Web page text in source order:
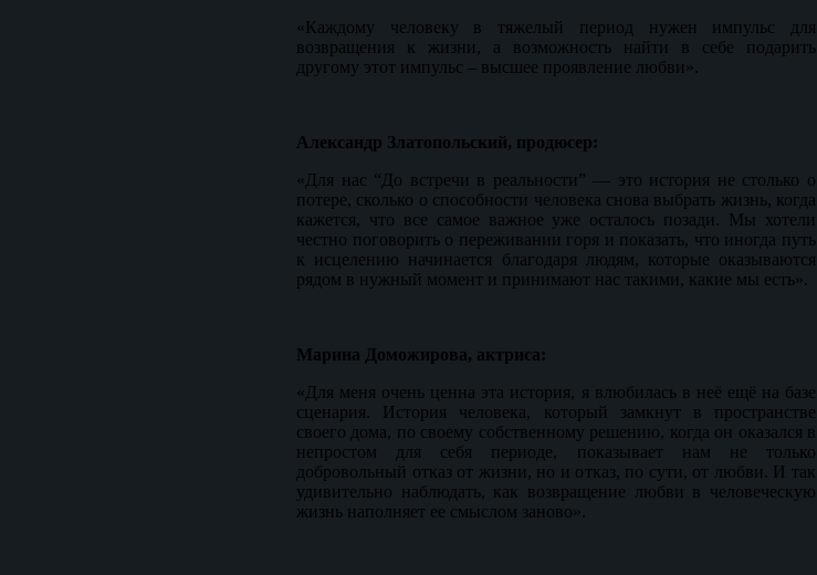
«Каждому человеку в тяжелый период нужен импульс для
возвращения к жизни, а возможность найти в себе подарить
другому этот импульс – высшее проявление любви».
Александр Златопольский, продюсер:
«Для нас “До встречи в реальности” — это история не столько о
потере, сколько о способности человека снова выбрать жизнь, когда
кажется, что все самое важное уже осталось позади. Мы хотели
честно поговорить о переживании горя и показать, что иногда путь
к исцелению начинается благодаря людям, которые оказываются
рядом в нужный момент и принимают нас такими, какие мы есть».
Марина Доможирова, актриса:
«Для меня очень ценна эта история, я влюбилась в неё ещё на базе
сценария. История человека, который замкнут в пространстве
своего дома, по своему собственному решению, когда он оказался в
непростом для себя периоде, показывает нам не только
добровольный отказ от жизни, но и отказ, по сути, от любви. И так
удивительно наблюдать, как возвращение любви в человеческую
жизнь наполняет ее смыслом заново».